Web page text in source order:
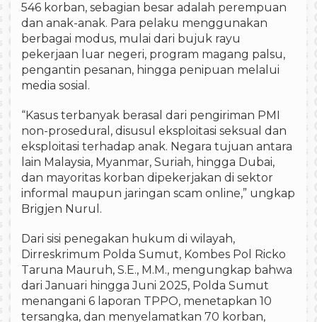
546 korban, sebagian besar adalah perempuan
dan anak-anak. Para pelaku menggunakan
berbagai modus, mulai dari bujuk rayu
pekerjaan luar negeri, program magang palsu,
pengantin pesanan, hingga penipuan melalui
media sosial.
“Kasus terbanyak berasal dari pengiriman PMI
non-prosedural, disusul eksploitasi seksual dan
eksploitasi terhadap anak. Negara tujuan antara
lain Malaysia, Myanmar, Suriah, hingga Dubai,
dan mayoritas korban dipekerjakan di sektor
informal maupun jaringan scam online,” ungkap
Brigjen Nurul.
Dari sisi penegakan hukum di wilayah,
Dirreskrimum Polda Sumut, Kombes Pol Ricko
Taruna Mauruh, S.E., M.M., mengungkap bahwa
dari Januari hingga Juni 2025, Polda Sumut
menangani 6 laporan TPPO, menetapkan 10
tersangka, dan menyelamatkan 70 korban,